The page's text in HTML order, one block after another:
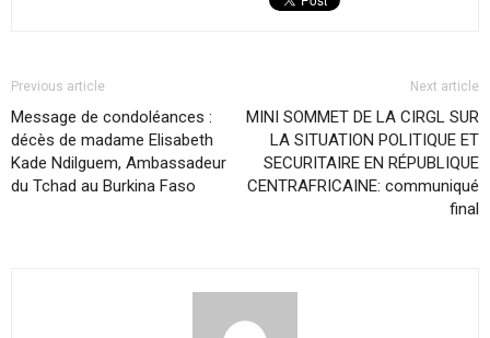
Previous article
Message de condoléances :
décès de madame Elisabeth
Kade Ndilguem, Ambassadeur
du Tchad au Burkina Faso
Next article
MINI SOMMET DE LA CIRGL SUR
LA SITUATION POLITIQUE ET
SECURITAIRE EN RÉPUBLIQUE
CENTRAFRICAINE: communiqué
final